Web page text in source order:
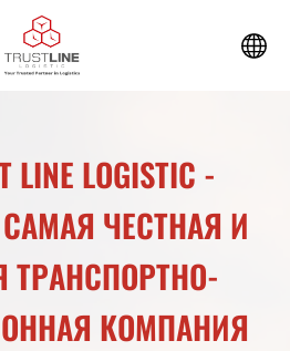
LINE LOGISTIC -
ЧЕСТНАЯ И
ТРАНСПОРТНО-
КОМПАНИЯ